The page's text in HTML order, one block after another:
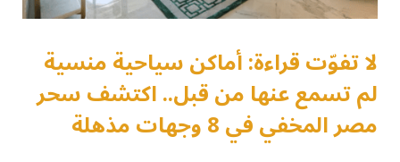
لا تفوّت قراءة: أماكن سياحية منسية
لم تسمع عنها من قبل.. اكتشف سحر
مصر المخفي في 8 وجهات مذهلة